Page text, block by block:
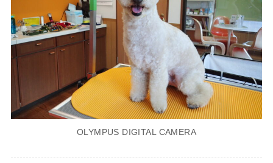
OLYMPUS DIGITAL CAMERA